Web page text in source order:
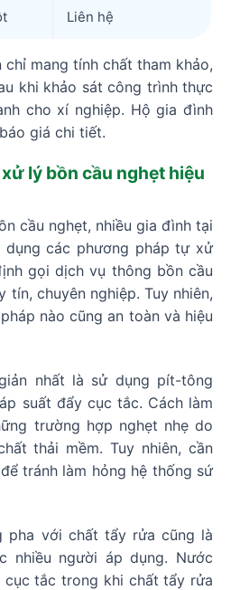
Liên hệ
chỉ mang tính chất tham khảo,
khi khảo sát công trình thực
cho xí nghiệp. Hộ gia đình
giá chi tiết.
lý bồn cầu nghẹt hiệu
cầu nghẹt, nhiều gia đình tại
dụng các phương pháp tự xử
gọi dịch vụ thông bồn cầu
tín, chuyên nghiệp. Tuy nhiên,
nào cũng an toàn và hiệu
nhất là sử dụng pít-tông
suất đẩy cục tắc. Cách làm
trường hợp nghẹt nhẹ do
thải mềm. Tuy nhiên, cần
tránh làm hỏng hệ thống sứ
pha với chất tẩy rửa cũng là
nhiều người áp dụng. Nước
cục tắc trong khi chất tẩy rửa